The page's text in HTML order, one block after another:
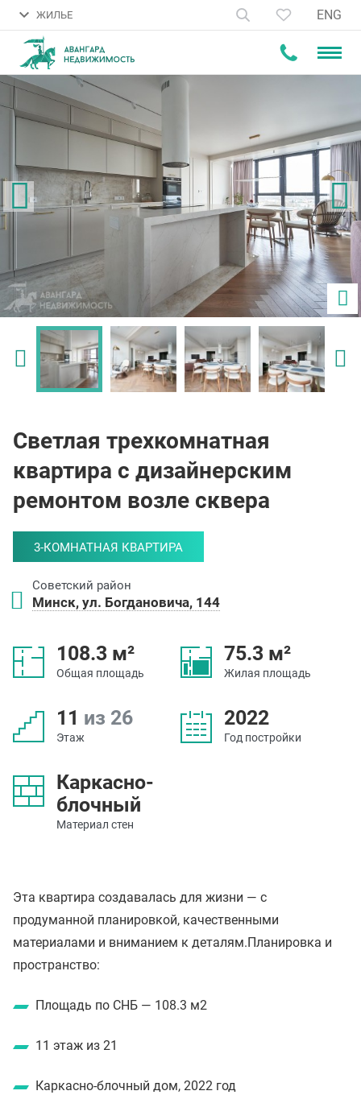
ЖИЛЬЕ ENG
Светлая трехкомнатная
квартира с дизайнерским
ремонтом возле сквера
3-КОМНАТНАЯ КВАРТИРА
Советский район
Минск, ул. Богдановича, 144
108.3 м²
Общая площадь
75.3 м²
Жилая площадь
11 из 26
Этаж
2022
Год постройки
Каркасно-
блочный
Материал стен
Эта квартира создавалась для жизни — с
продуманной планировкой, качественными
материалами и вниманием к деталям.Планировка и
пространство:
Площадь по СНБ — 108.3 м2
11 этаж из 21
Каркасно-блочный дом, 2022 год